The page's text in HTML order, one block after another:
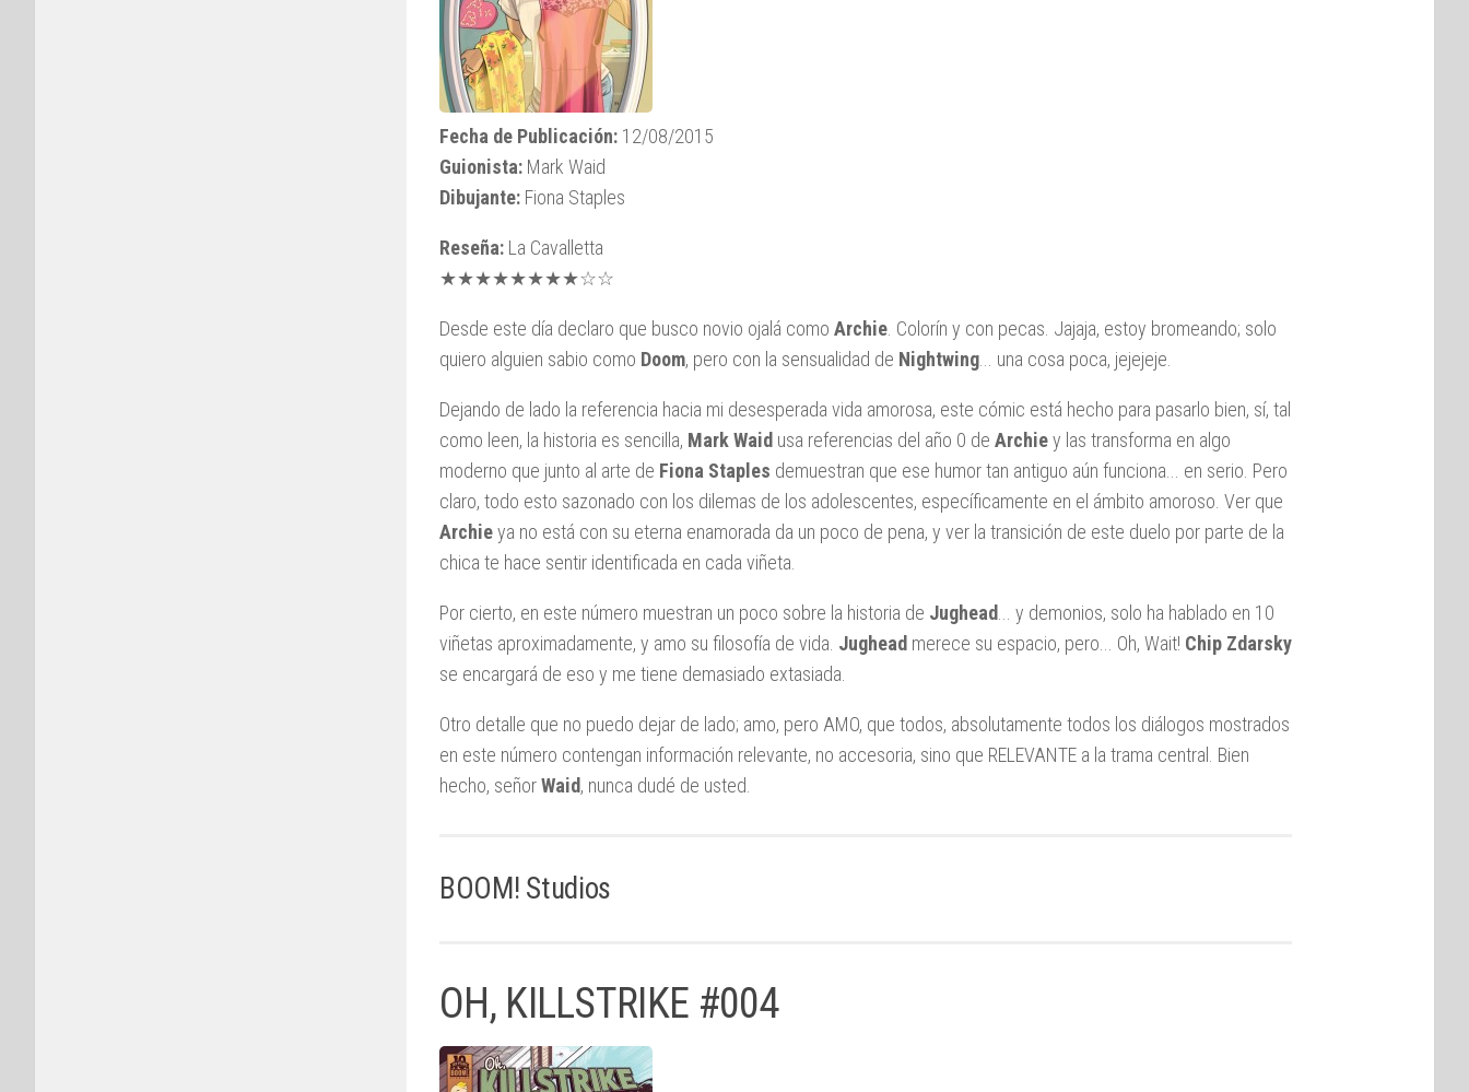
Fecha de Publicación: 12/08/2015
Guionista: Mark Waid
Dibujante: Fiona Staples
Reseña: La Cavalletta
★★★★★★★★☆☆
Desde este día declaro que busco novio ojalá como Archie . Colorín y con pecas. Jajaja, estoy bromeando; solo
quiero alguien sabio como Doom, pero con la sensualidad de Nightwing ... una cosa poca, jejejeje.
Dejando de lado la referencia hacia mi desesperada vida amorosa, este cómic está hecho para pasarlo bien, sí, tal
como leen, la historia es sencilla, Mark Waid usa referencias del año 0 de Archiey las transforma en algo
moderno que junto al arte de Fiona Staples demuestran que ese humor tan antiguo aún funciona... en serio. Pero
claro, todo esto sazonado con los dilemas de los adolescentes, específicamente en el ámbito amoroso. Ver que
Archieya no está con su eterna enamorada da un poco de pena, y ver la transición de este duelo por parte de la
chica te hace sentir identificada en cada viñeta.
Por cierto, en este número muestran un poco sobre la historia de Jughead
... y demonios, solo ha hablado en 10
viñetas aproximadamente, y amo su filosofía de vida. Jughead merece su espacio, pero... Oh, Wait! Chip Zdarsky
se encargará de eso y me tiene demasiado extasiada.
Otro detalle que no puedo dejar de lado; amo, pero AMO, que todos, absolutamente todos los diálogos mostrados
en este número contengan información relevante, no accesoria, sino que RELEVANTE a la trama central. Bien
hecho, señorWaid, nunca dudé de usted.
BOOM! Studios
OH, KILLSTRIKE #004